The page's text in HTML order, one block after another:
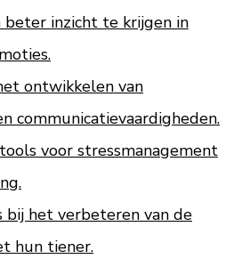
inzicht te krijgen in
ontwikkelen van
communicatievaardigheden.
voor stressmanagement
het verbeteren van de
hun tiener.